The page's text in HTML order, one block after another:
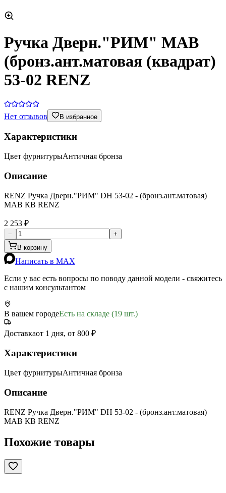
Ручка Дверн."РИМ" MAB
(бронз.ант.матовая (квадрат)
53-02 RENZ
Нет отзывов В избранное
Характеристики
Цвет фурнитурыАнтичная бронза
Описание
RENZ Ручка Дверн."РИМ" DH 53-02 - (бронз.ант.матовая)
MAB КВ RENZ
2 253 ₽
−
+
В корзину
Написать в MAX
Если у вас есть вопросы по поводу данной модели - свяжитесь
с нашим консультантом
В вашем городеЕсть на складе (19 шт.)
Доставкаот 1 дня, от 800 ₽
Характеристики
Цвет фурнитурыАнтичная бронза
Описание
RENZ Ручка Дверн."РИМ" DH 53-02 - (бронз.ант.матовая)
MAB КВ RENZ
Похожие товары